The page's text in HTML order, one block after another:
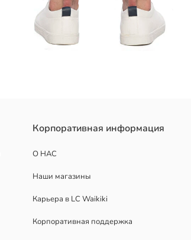
Корпоративная информация
О НАС
Наши магазины
Карьера в LC Waikiki
Корпоративная поддержка